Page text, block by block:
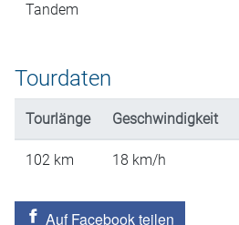
Tandem
Tourdaten
Tourlänge Geschwindigkeit
102 km 18 km/h
Auf Facebook teilen